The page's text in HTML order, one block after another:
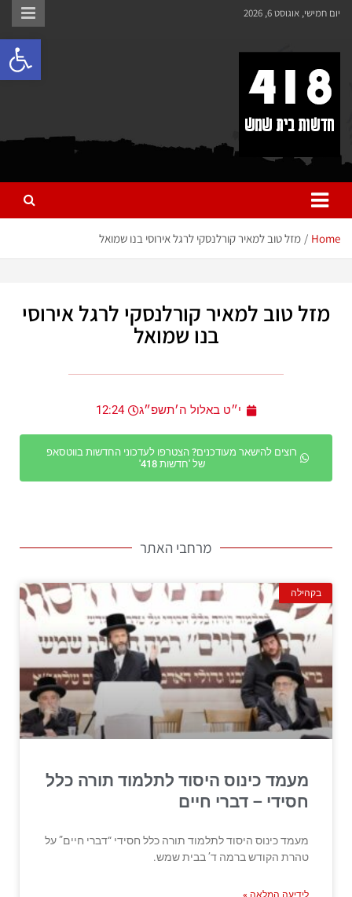
לתוכן
יום חמישי, אוגוסט 6, 2026
418 – חדשות בית שמש
כל מה שחדש ומעניין בבית שמש בכלל והחרדית בפרט
Home מזל טוב למאיר קורלנסקי לרגל אירוסי בנו שמואל
מזל טוב למאיר קורלנסקי לרגל אירוסי
בנו שמואל
י״ט באלול ה׳תשפ״ג 12:24
רוצים להישאר מעודכנים? הצטרפו לעדכוני החדשות בווטסאפ
של 'חדשות 418'
מרחבי האתר
בקהילה
מעמד כינוס היסוד לתלמוד תורה כלל
חסידי – דברי חיים
מעמד כינוס היסוד לתלמוד תורה כלל חסידי “דברי חיים” על
טהרת הקודש ברמה ד’ בבית שמש.
לידיעה המלאה »